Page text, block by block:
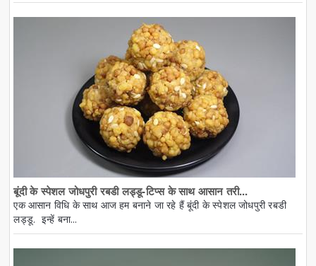
बूंदी के स्पेशल जोधपुरी रबडी लड्डू-टिप्स के साथ आसान तरी...
एक आसान विधि के साथ आज हम बनाने जा रहे हैं बूंदी के स्पेशल जोधपुरी रबडी
लड्डू. इन्हें बना...